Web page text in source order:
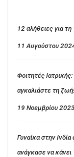
12 αλήθειες για
11 Αυγούστου
Φοιτητές
αγκαλιάστε τη ζωή!
19 Νοεμβρίου 2023
Γυναίκα στην
ανάγκασε να